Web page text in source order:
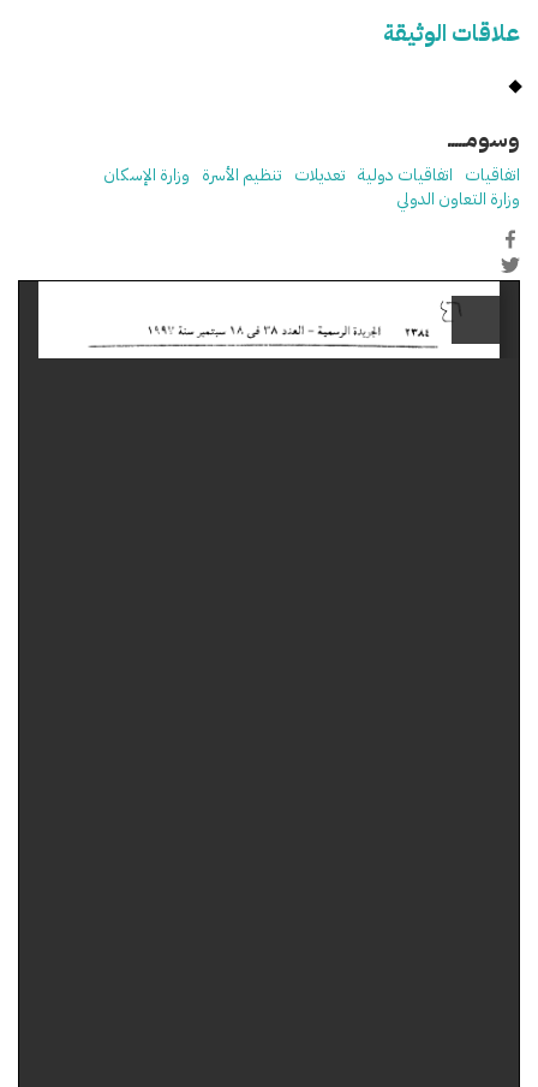
علاقات الوثيقة
وسومـــــ
اتفاقيات اتفاقيات دولية تعديلات تنظيم الأسرة وزارة الإسكان
وزارة التعاون الدولي